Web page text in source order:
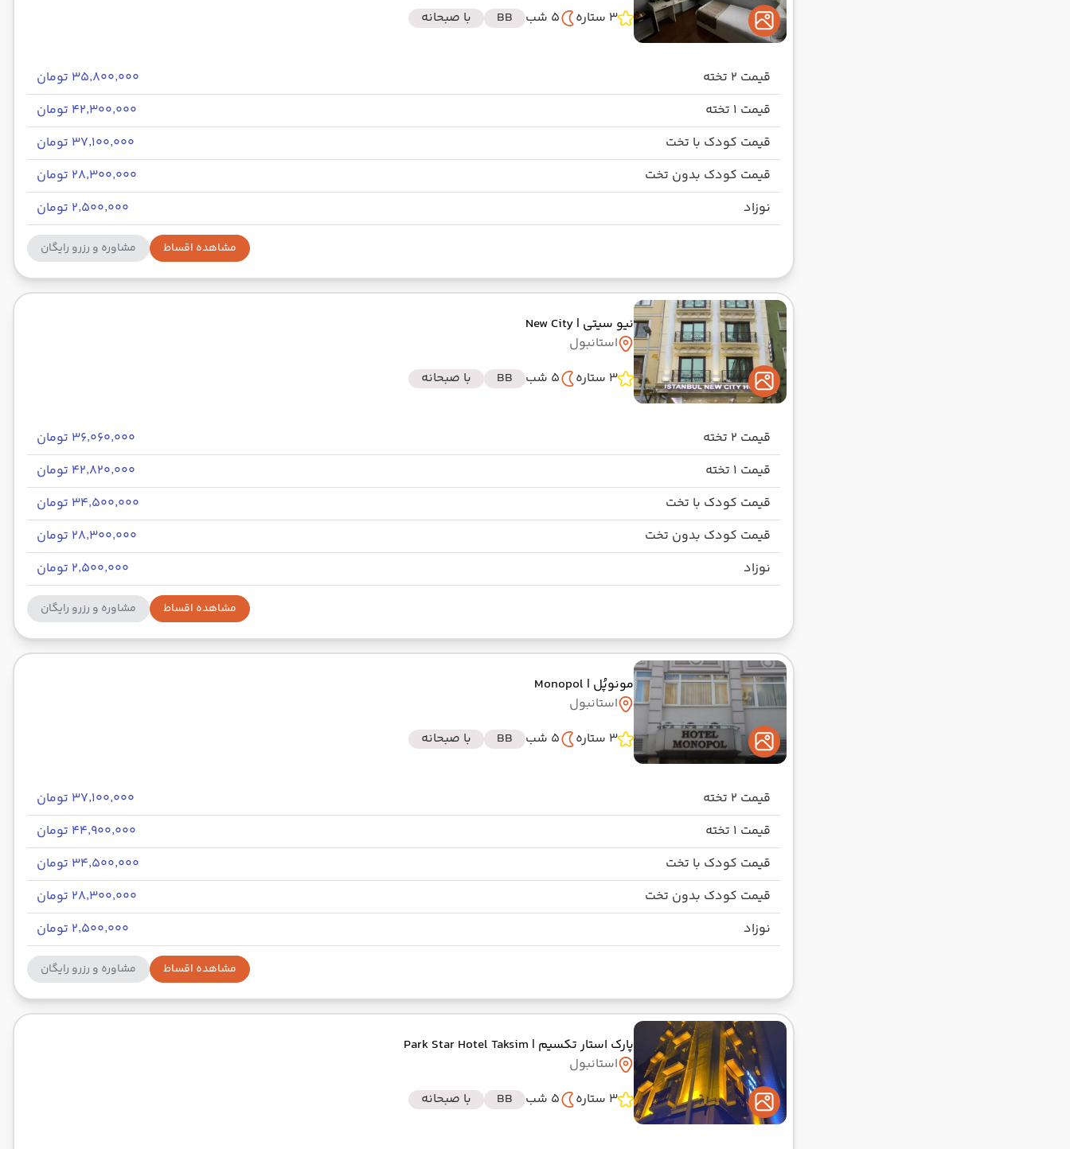
3 ستاره
5 شب BB با صبحانه
قیمت 2 تخته
۳۵٬۸۰۰٬۰۰۰ تومان
قیمت 1 تخته
۴۲٬۳۰۰٬۰۰۰ تومان
قیمت کودک با تخت
۳۷٬۱۰۰٬۰۰۰ تومان
قیمت کودک بدون تخت
۲۸٬۳۰۰٬۰۰۰ تومان
نوزاد
۲٬۵۰۰٬۰۰۰ تومان
مشاهده اقساط مشاوره و رزرو رایگان
نیو سیتی | New City
استانبول
3 ستاره
5 شب BB با صبحانه
قیمت 2 تخته
۳۶٬۰۶۰٬۰۰۰ تومان
قیمت 1 تخته
۴۲٬۸۲۰٬۰۰۰ تومان
قیمت کودک با تخت
۳۴٬۵۰۰٬۰۰۰ تومان
قیمت کودک بدون تخت
۲۸٬۳۰۰٬۰۰۰ تومان
نوزاد
۲٬۵۰۰٬۰۰۰ تومان
مشاهده اقساط مشاوره و رزرو رایگان
مونوپُل | Monopol
استانبول
3 ستاره
5 شب BB با صبحانه
قیمت 2 تخته
۳۷٬۱۰۰٬۰۰۰ تومان
قیمت 1 تخته
۴۴٬۹۰۰٬۰۰۰ تومان
قیمت کودک با تخت
۳۴٬۵۰۰٬۰۰۰ تومان
قیمت کودک بدون تخت
۲۸٬۳۰۰٬۰۰۰ تومان
نوزاد
۲٬۵۰۰٬۰۰۰ تومان
مشاهده اقساط مشاوره و رزرو رایگان
پارک استار تکسیم | Park Star Hotel Taksim
استانبول
3 ستاره
5 شب BB با صبحانه